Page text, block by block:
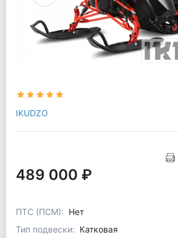
IKUDZO
489 000 ₽
ПТС (ПСМ): Нет
Тип подвески: Катковая